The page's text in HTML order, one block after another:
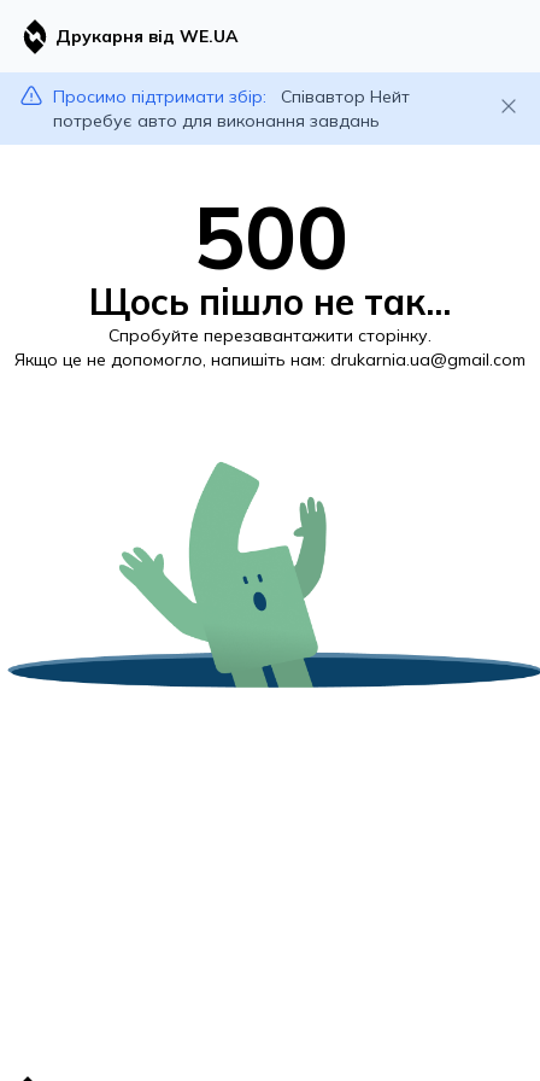
Друкарня від WE.UA
Просимо підтримати збір:
Співавтор Нейт
потребує авто для виконання завдань
500
Щось пішло не так...
Спробуйте перезавантажити сторінку.
Якщо це не допомогло, напишіть нам: drukarnia.ua@gmail.com